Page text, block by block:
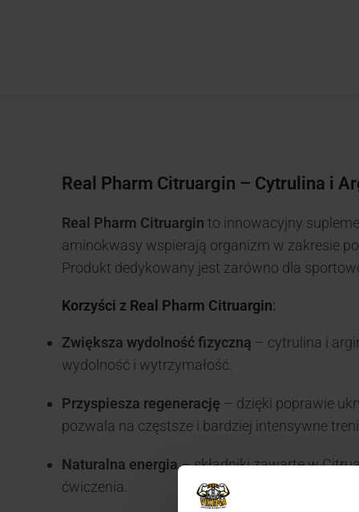
Real Pharm Citruargin – Cytrulina i
Real Pharm Citruargin to innowacyjny
aminokwasy wspierają organizm w zakresie
Produkt dedykowany jest zarówno dla
Korzyści z Real Pharm Citruargin:
Zwiększa wydolność fizyczną – cytrulina i
wydolność i wytrzymałość.
Przyspiesza regenerację – dzięki poprawie
pozwala na częstsze i bardziej intensywne
Naturalna energia– składniki zawarte w
ćwiczenia.